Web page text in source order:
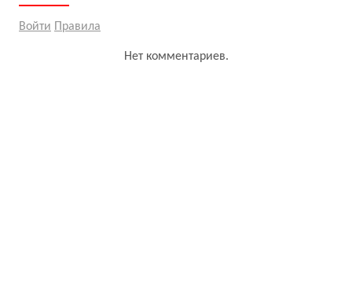
Войти Правила
Нет комментариев.